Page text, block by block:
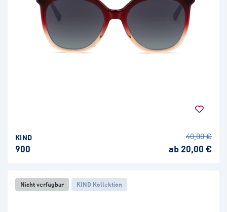
KIND
900
40,00 €
ab 20,00 €
Nicht verfügbar KIND Kollektion